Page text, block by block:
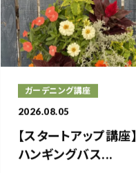
ガーデニング講座
2026.08.05
【スタートアップ講座】
ハンギングバス...